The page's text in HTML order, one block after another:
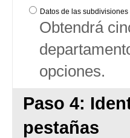
Datos de las
Obtendrá
opciones.
Paso 4:
pestañas